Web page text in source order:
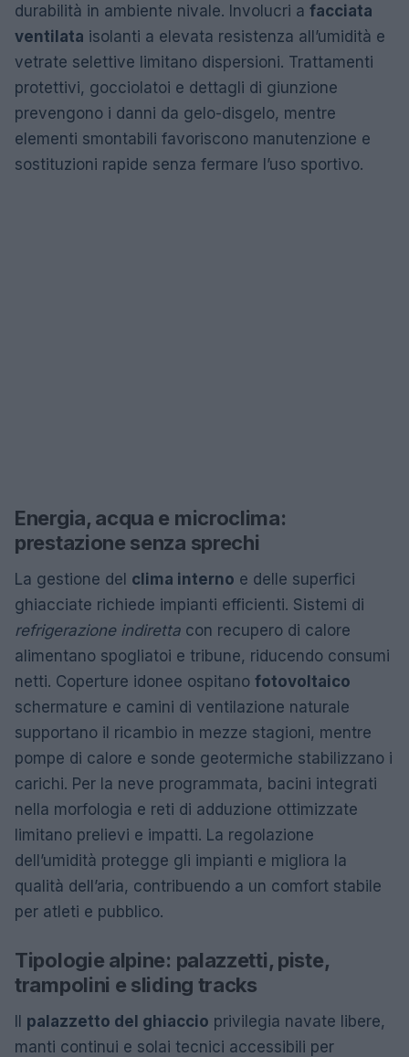
durabilità in ambiente nivale. Involucri a facciata
ventilata isolanti a elevata resistenza all’umidità e
vetrate selettive limitano dispersioni. Trattamenti
protettivi, gocciolatoi e dettagli di giunzione
prevengono i danni da gelo-disgelo, mentre
elementi smontabili favoriscono manutenzione e
sostituzioni rapide senza fermare l’uso sportivo.
Energia, acqua e microclima:
prestazione senza sprechi
La gestione del clima interno e delle superfici
ghiacciate richiede impianti efficienti. Sistemi di
refrigerazione indiretta con recupero di calore
alimentano spogliatoi e tribune, riducendo consumi
netti. Coperture idonee ospitano fotovoltaico
schermature e camini di ventilazione naturale
supportano il ricambio in mezze stagioni, mentre
pompe di calore e sonde geotermiche stabilizzano i
carichi. Per la neve programmata, bacini integrati
nella morfologia e reti di adduzione ottimizzate
limitano prelievi e impatti. La regolazione
dell’umidità protegge gli impianti e migliora la
qualità dell’aria, contribuendo a un comfort stabile
per atleti e pubblico.
Tipologie alpine: palazzetti, piste,
trampolini e sliding tracks
palazzetto del ghiaccio privilegia navate libere,
manti continui e solai tecnici accessibili per